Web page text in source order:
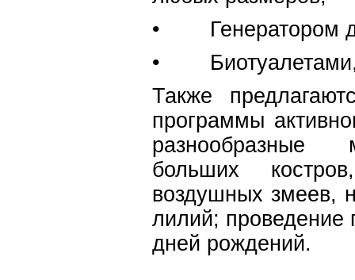
• Генератором
• Биотуалетами,
Также
программы
разнообразные
больших
воздушных змеев,
лилий; проведение
дней рождений.